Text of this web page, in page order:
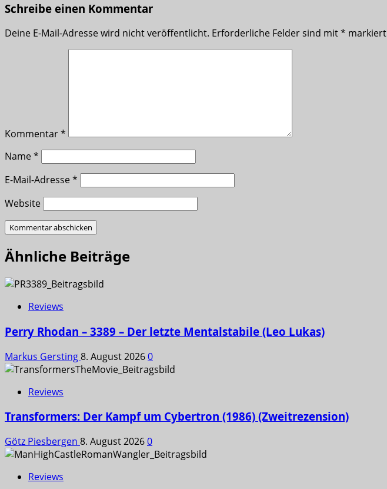
Schreibe einen Kommentar
Deine E-Mail-Adresse wird nicht veröffentlicht. Erforderliche Felder sind mit* markiert
Kommentar*
Name*
E-Mail-Adresse*
Website
Ähnliche Beiträge
Reviews
Perry Rhodan – 3389 – Der letzte Mentalstabile (Leo Lukas)
Markus Gersting8. August 20260
Reviews
Transformers: Der Kampf um Cybertron (1986) (Zweitrezension)
Götz Piesbergen 8. August 20260
Reviews